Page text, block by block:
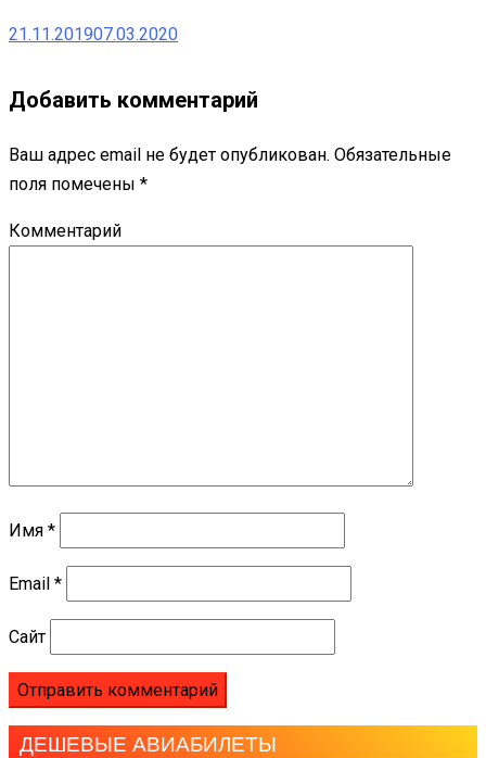
21.11.201907.03.2020
Добавить комментарий
Ваш адрес email не будет опубликован. Обязательные
поля помечены *
Комментарий
Имя *
Email *
Сайт
ДЕШЕВЫЕ АВИАБИЛЕТЫ